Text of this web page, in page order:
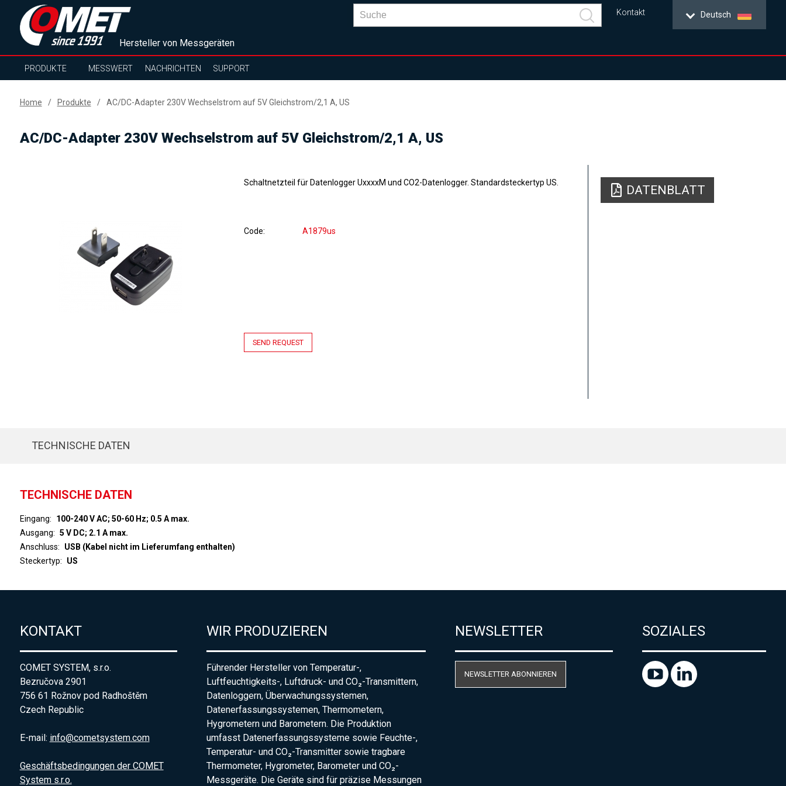
Hersteller von Messgeräten
Deutsch
Kontakt
PRODUKTE MESSWERT NACHRICHTEN SUPPORT
Home Produkte AC/DC-Adapter 230V Wechselstrom auf 5V Gleichstrom/2,1 A, US
AC/DC-Adapter 230V Wechselstrom auf 5V Gleichstrom/2,1 A, US
Schaltnetzteil für Datenlogger UxxxxM und CO2-Datenlogger. Standardsteckertyp US.
Code A1879us
SEND REQUEST
DATENBLATT
TECHNISCHE DATEN
TECHNISCHE DATEN
Eingang
100-240 V AC; 50-60 Hz; 0.5 A max.
Ausgang
5 V DC; 2.1 A max.
Anschluss
USB (Kabel nicht im Lieferumfang enthalten)
Steckertyp
US
KONTAKT
COMET SYSTEM, s.r.o.
Bezručova 2901
756 61 Rožnov pod Radhoštěm
Czech Republic
E-mail: info@cometsystem.com
Geschäftsbedingungen der COMET
System s.r.o.
WIR PRODUZIEREN
Führender Hersteller von Temperatur-,
Luftfeuchtigkeits-, Luftdruck- und CO₂-Transmittern,
Datenloggern, Überwachungssystemen,
Datenerfassungssystemen, Thermometern,
Hygrometern und Barometern. Die Produktion
umfasst Datenerfassungssysteme sowie Feuchte-,
Temperatur- und CO₂-Transmitter sowie tragbare
Thermometer, Hygrometer, Barometer und CO₂-
Messgeräte. Die Geräte sind für präzise Messungen
NEWSLETTER
NEWSLETTER ABONNIEREN
SOZIALES